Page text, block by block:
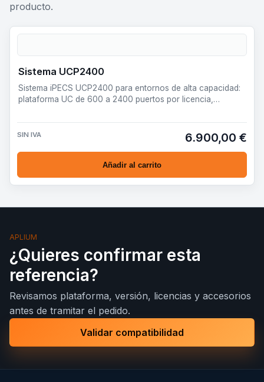
producto.
Sistema UCP2400
Sistema iPECS UCP2400 para entornos de alta capacidad:
plataforma UC de 600 a 2400 puertos por licencia,
SIN IVA 6.900,00 €
Añadir al carrito
APLIUM
¿Quieres confirmar esta
referencia?
Revisamos plataforma, versión, licencias y accesorios
antes de tramitar el pedido.
Validar compatibilidad